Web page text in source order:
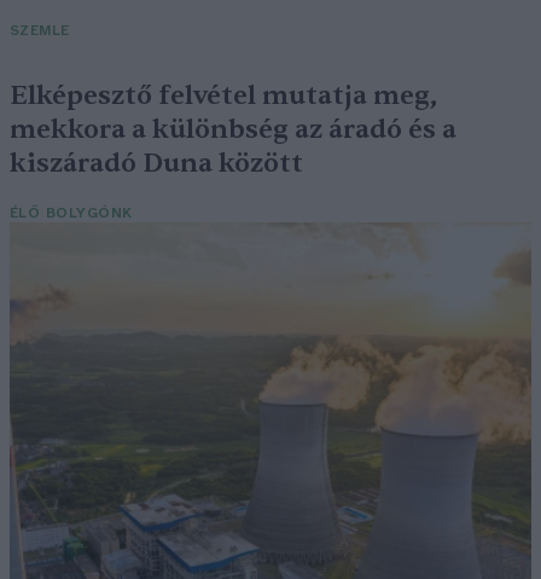
SZEMLE
Elképesztő felvétel mutatja meg,
mekkora a különbség az áradó és a
kiszáradó Duna között
ÉLŐ BOLYGÓNK